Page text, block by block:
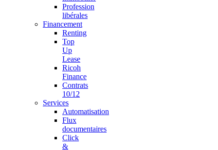
Profession
libérales
Financement
Renting
Top
Up
Lease
Ricoh
Finance
Contrats
10/12
Services
Automatisation
Flux
documentaires
Click
&